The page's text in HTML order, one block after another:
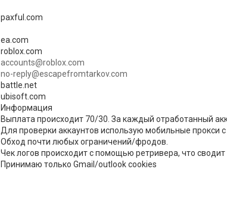
paxful.com
ea.com
roblox.com
accounts@roblox.com
no-reply@escapefromtarkov.com
battle.net
ubisoft.com
Информация
Выплата происходит 70/30. За каждый отработанный
Для проверки аккаунтов использую мобильные прокси
Обход почти любых ограничений/фродов.
Чек логов происходит с помощью ретривера, что сводит
Принимаю только Gmail/outlook cookies​